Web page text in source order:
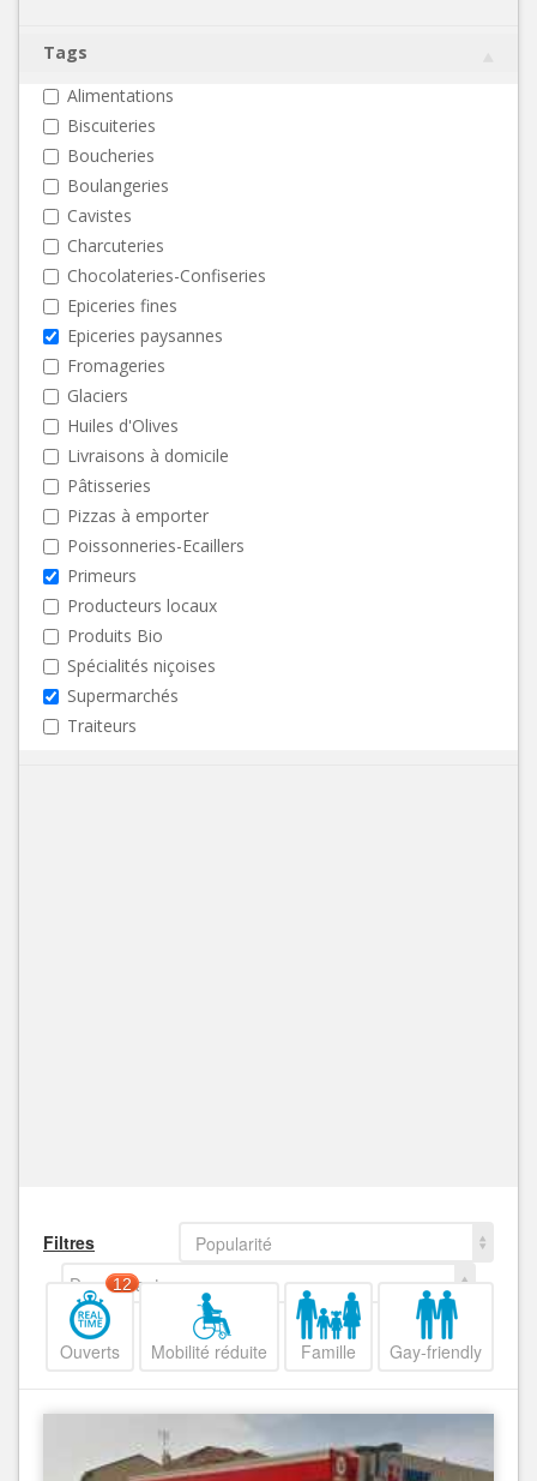
Tags
Alimentations
Biscuiteries
Boucheries
Boulangeries
Cavistes
Charcuteries
Chocolateries-Confiseries
Epiceries fines
Epiceries paysannes
Fromageries
Glaciers
Huiles d'Olives
Livraisons à domicile
Pâtisseries
Pizzas à emporter
Poissonneries-Ecaillers
Primeurs
Producteurs locaux
Produits Bio
Spécialités niçoises
Supermarchés
Traiteurs
Filtres
Popularité
Decroissant
Ouverts
12
Mobilité réduite Famille Gay-friendly